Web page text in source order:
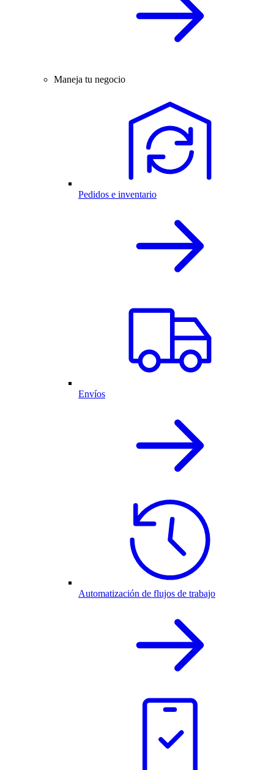
Maneja tu negocio
Pedidos e inventario
Envíos
Automatización de flujos de trabajo